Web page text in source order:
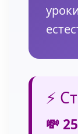
⚡
💸